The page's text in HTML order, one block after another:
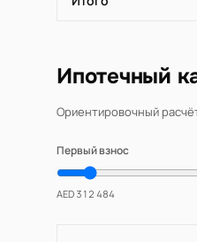
Ипотечный
Ориентировочный
Первый взнос
AED 312 484